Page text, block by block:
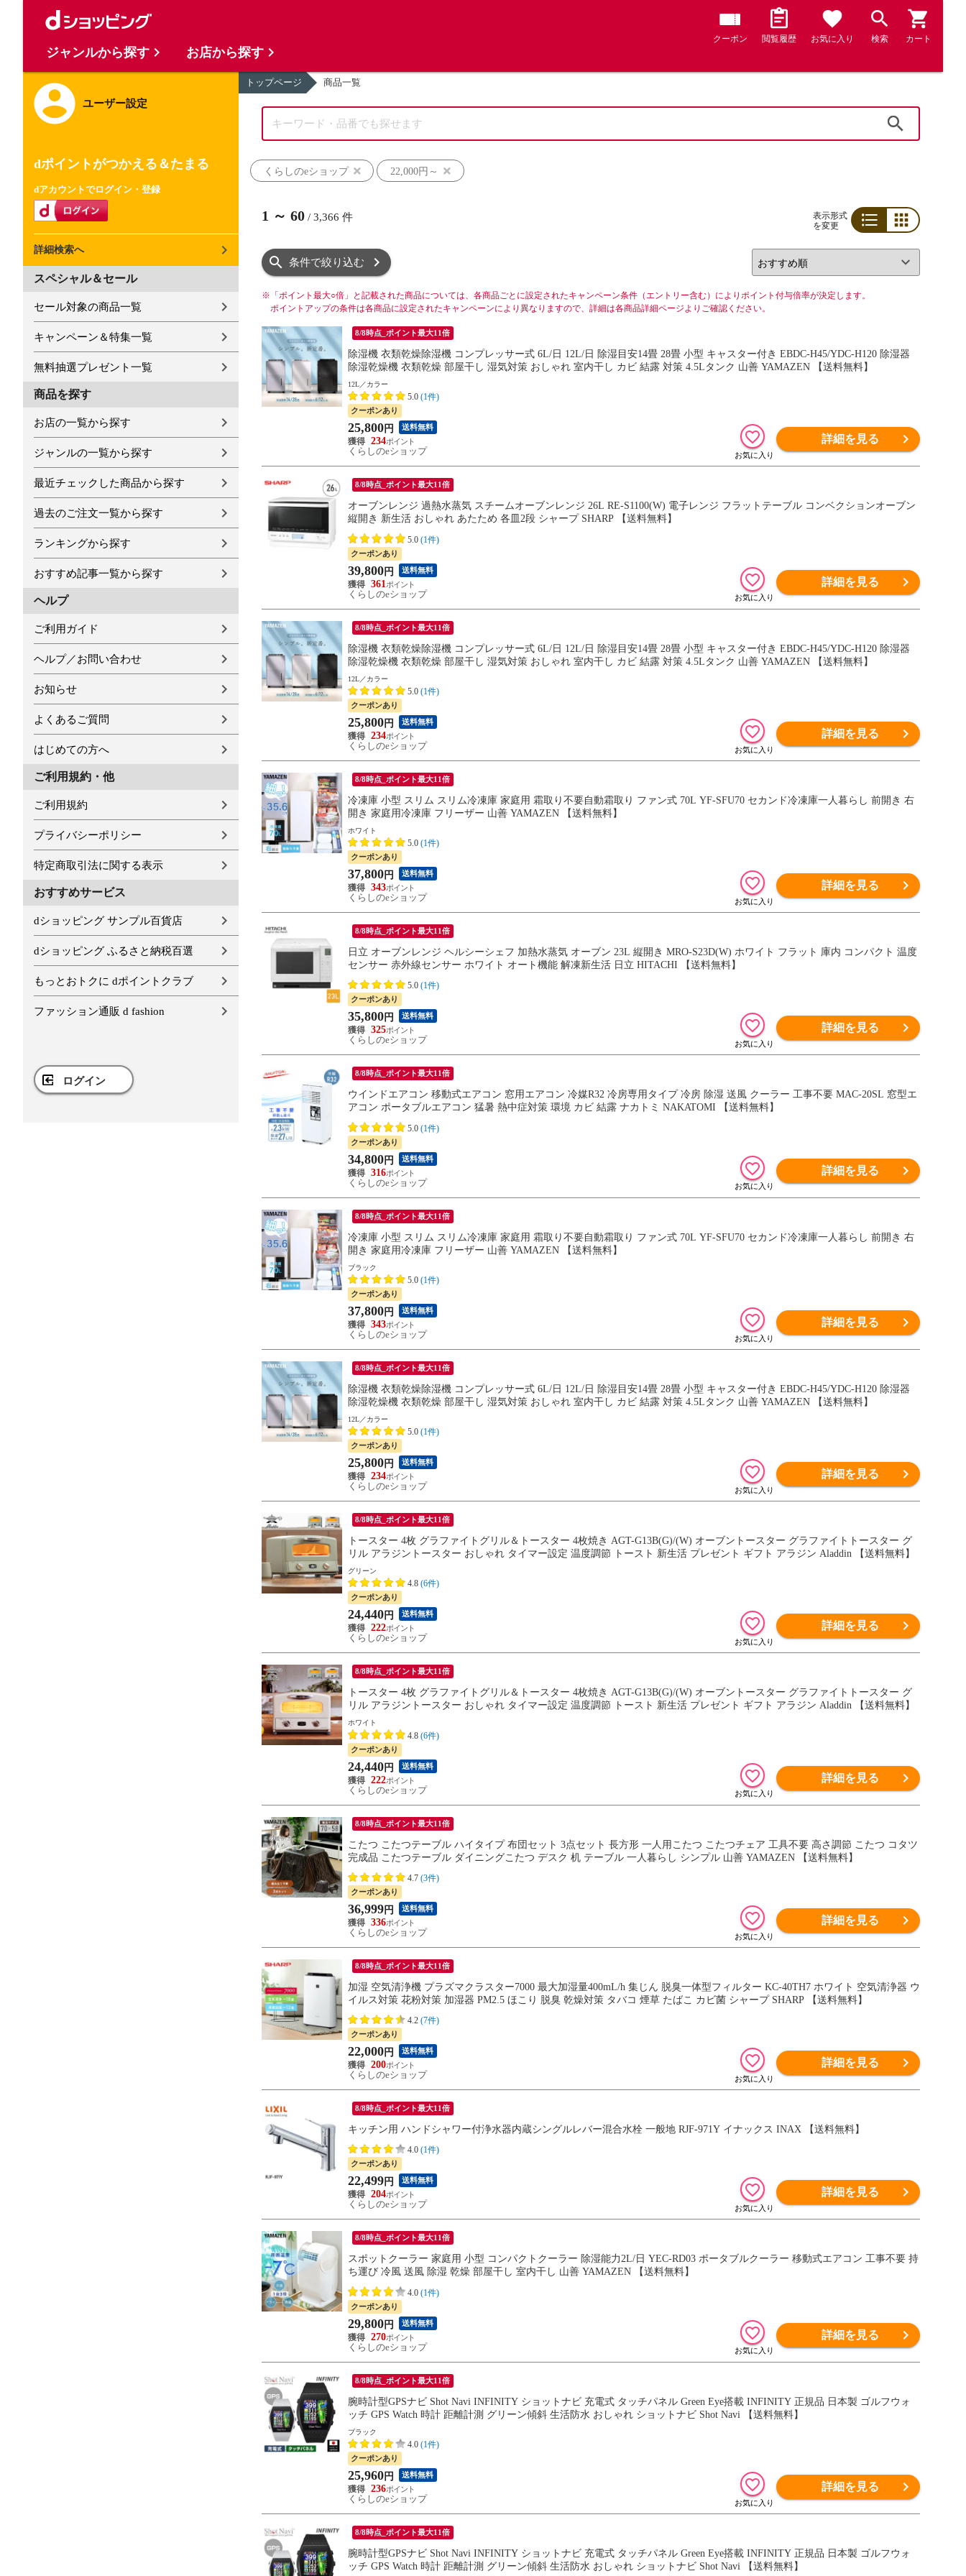
クーポン 閲覧履歴 お気に入り 検索 カート
ユーザー設定
dポイントがつかえる＆たまる
dアカウントでログイン・登録
詳細検索へ
スペシャル＆セール
セール対象の商品一覧
キャンペーン＆特集一覧
無料抽選プレゼント一覧
商品を探す
お店の一覧から探す
ジャンルの一覧から探す
最近チェックした商品から探す
過去のご注文一覧から探す
ランキングから探す
おすすめ記事一覧から探す
ヘルプ
ご利用ガイド
ヘルプ／お問い合わせ
お知らせ
よくあるご質問
はじめての方へ
ご利用規約・他
ご利用規約
プライバシーポリシー
特定商取引法に関する表示
おすすめサービス
dショッピング サンプル百貨店
dショッピング ふるさと納税百選
もっとおトクに dポイントクラブ
ファッション通販 d fashion
ログイン
トップページ 商品一覧
くらしのeショップ 22,000円～
1 ～ 60 / 3,366 件
表示形式
を変更
条件で絞り込む
※ 「ポイント最大○倍」と記載された商品については、各商品ごとに設定されたキャンペーン条件（エントリー含む）によりポイント付与倍率が決定します。
ポイントアップの条件は各商品に設定されたキャンペーンにより異なりますので、詳細は各商品詳細ページよりご確認ください。
8/8時点_ポイント最大11倍
除湿機 衣類乾燥除湿機 コンプレッサー式 6L/日 12L/日 除湿目安14畳 28畳 小型 キャスター付き EBDC-H45/YDC-H120 除湿器
除湿乾燥機 衣類乾燥 部屋干し 湿気対策 おしゃれ 室内干し カビ 結露 対策 4.5Lタンク 山善 YAMAZEN 【送料無料】
12L／カラー
5.0 (1件)
クーポンあり
25,800 円 送料無料
234
くらしのeショップ
詳細を見る
8/8時点_ポイント最大11倍
オーブンレンジ 過熱水蒸気 スチームオーブンレンジ 26L RE-S1100(W) 電子レンジ フラットテーブル コンベクションオーブン
縦開き 新生活 おしゃれ あたため 各皿2段 シャープ SHARP 【送料無料】
5.0 (1件)
クーポンあり
39,800 円 送料無料
361
くらしのeショップ
詳細を見る
8/8時点_ポイント最大11倍
除湿機 衣類乾燥除湿機 コンプレッサー式 6L/日 12L/日 除湿目安14畳 28畳 小型 キャスター付き EBDC-H45/YDC-H120 除湿器
除湿乾燥機 衣類乾燥 部屋干し 湿気対策 おしゃれ 室内干し カビ 結露 対策 4.5Lタンク 山善 YAMAZEN 【送料無料】
12L／カラー
5.0 (1件)
クーポンあり
25,800 円 送料無料
234
くらしのeショップ
詳細を見る
8/8時点_ポイント最大11倍
冷凍庫 小型 スリム スリム冷凍庫 家庭用 霜取り不要自動霜取り ファン式 70L YF-SFU70 セカンド冷凍庫一人暮らし 前開き 右
開き 家庭用冷凍庫 フリーザー 山善 YAMAZEN 【送料無料】
ホワイト
5.0 (1件)
クーポンあり
37,800 円 送料無料
343
くらしのeショップ
詳細を見る
8/8時点_ポイント最大11倍
日立 オーブンレンジ ヘルシーシェフ 加熱水蒸気 オーブン 23L 縦開き MRO-S23D(W) ホワイト フラット 庫内 コンパクト 温度
センサー 赤外線センサー ホワイト オート機能 解凍新生活 日立 HITACHI 【送料無料】
5.0 (1件)
クーポンあり
35,800 円 送料無料
325
くらしのeショップ
詳細を見る
8/8時点_ポイント最大11倍
ウインドエアコン 移動式エアコン 窓用エアコン 冷媒R32 冷房専用タイプ 冷房 除湿 送風 クーラー 工事不要 MAC-20SL 窓型エ
アコン ポータブルエアコン 猛暑 熱中症対策 環境 カビ 結露 ナカトミ NAKATOMI 【送料無料】
5.0 (1件)
クーポンあり
34,800 円 送料無料
316
くらしのeショップ
詳細を見る
8/8時点_ポイント最大11倍
冷凍庫 小型 スリム スリム冷凍庫 家庭用 霜取り不要自動霜取り ファン式 70L YF-SFU70 セカンド冷凍庫一人暮らし 前開き 右
開き 家庭用冷凍庫 フリーザー 山善 YAMAZEN 【送料無料】
ブラック
5.0 (1件)
クーポンあり
37,800 円 送料無料
343
くらしのeショップ
詳細を見る
8/8時点_ポイント最大11倍
除湿機 衣類乾燥除湿機 コンプレッサー式 6L/日 12L/日 除湿目安14畳 28畳 小型 キャスター付き EBDC-H45/YDC-H120 除湿器
除湿乾燥機 衣類乾燥 部屋干し 湿気対策 おしゃれ 室内干し カビ 結露 対策 4.5Lタンク 山善 YAMAZEN 【送料無料】
12L／カラー
5.0 (1件)
クーポンあり
25,800 円 送料無料
234
くらしのeショップ
詳細を見る
8/8時点_ポイント最大11倍
トースター 4枚 グラファイトグリル＆トースター 4枚焼き AGT-G13B(G)/(W) オーブントースター グラファイトトースター グ
リル アラジントースター おしゃれ タイマー設定 温度調節 トースト 新生活 プレゼント ギフト アラジン Aladdin 【送料無料】
グリーン
4.8 (6件)
クーポンあり
24,440 円 送料無料
222
くらしのeショップ
詳細を見る
8/8時点_ポイント最大11倍
トースター 4枚 グラファイトグリル＆トースター 4枚焼き AGT-G13B(G)/(W) オーブントースター グラファイトトースター グ
リル アラジントースター おしゃれ タイマー設定 温度調節 トースト 新生活 プレゼント ギフト アラジン Aladdin 【送料無料】
ホワイト
4.8 (6件)
クーポンあり
24,440 円 送料無料
222
くらしのeショップ
詳細を見る
8/8時点_ポイント最大11倍
こたつ こたつテーブル ハイタイプ 布団セット 3点セット 長方形 一人用こたつ こたつチェア 工具不要 高さ調節 こたつ コタツ
完成品 こたつテーブル ダイニングこたつ デスク 机 テーブル 一人暮らし シンプル 山善 YAMAZEN 【送料無料】
4.7 (3件)
クーポンあり
36,999 円 送料無料
336
くらしのeショップ
詳細を見る
8/8時点_ポイント最大11倍
加湿 空気清浄機 プラズマクラスター7000 最大加湿量400mL/h 集じん 脱臭一体型フィルター KC-40TH7 ホワイト 空気清浄器 ウ
イルス対策 花粉対策 加湿器 PM2.5 ほこり 脱臭 乾燥対策 タバコ 煙草 たばこ カビ菌 シャープ SHARP 【送料無料】
4.2 (7件)
クーポンあり
22,000 円 送料無料
200
くらしのeショップ
詳細を見る
8/8時点_ポイント最大11倍
キッチン用 ハンドシャワー付浄水器内蔵シングルレバー混合水栓 一般地 RJF-971Y イナックス INAX 【送料無料】
4.0 (1件)
クーポンあり
22,499 円 送料無料
204
くらしのeショップ
詳細を見る
8/8時点_ポイント最大11倍
スポットクーラー 家庭用 小型 コンパクトクーラー 除湿能力2L/日 YEC-RD03 ポータブルクーラー 移動式エアコン 工事不要 持
ち運び 冷風 送風 除湿 乾燥 部屋干し 室内干し 山善 YAMAZEN 【送料無料】
4.0 (1件)
クーポンあり
29,800 円 送料無料
270
くらしのeショップ
詳細を見る
8/8時点_ポイント最大11倍
腕時計型GPSナビ Shot Navi INFINITY ショットナビ 充電式 タッチパネル Green Eye搭載 INFINITY 正規品 日本製 ゴルフウォ
ッチ GPS Watch 時計 距離計測 グリーン傾斜 生活防水 おしゃれ ショットナビ Shot Navi 【送料無料】
ブラック
4.0 (1件)
クーポンあり
25,960 円 送料無料
236
くらしのeショップ
詳細を見る
8/8時点_ポイント最大11倍
腕時計型GPSナビ Shot Navi INFINITY ショットナビ 充電式 タッチパネル Green Eye搭載 INFINITY 正規品 日本製 ゴルフウォ
ッチ GPS Watch 時計 距離計測 グリーン傾斜 生活防水 おしゃれ ショットナビ Shot Navi 【送料無料】
ジャンルから探す お店から探す